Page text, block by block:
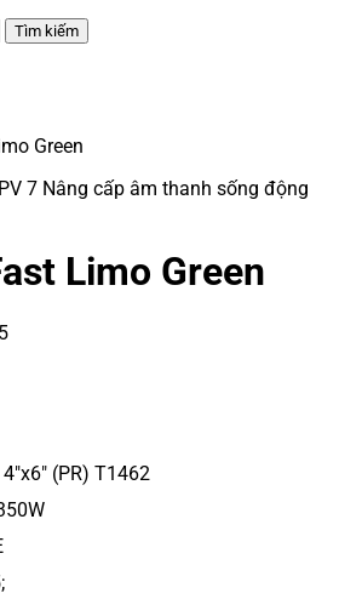
Tìm kiếm
Green
Limo Green
(PR) T1462